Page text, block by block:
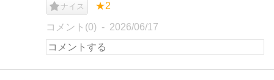
ナイス ★2
コメント(0) 2026/06/17